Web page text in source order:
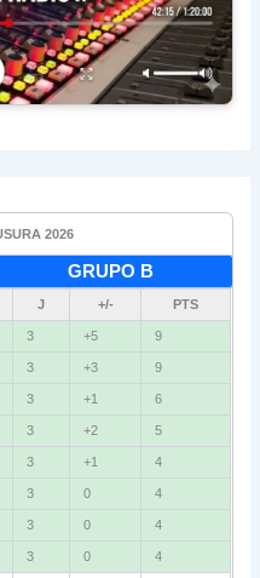
2026
GRUPO B
J +/- PTS
3 +5 9
3 +3 9
3 +1 6
3 +2 5
3 +1 4
3 0 4
3 0 4
3 0 4